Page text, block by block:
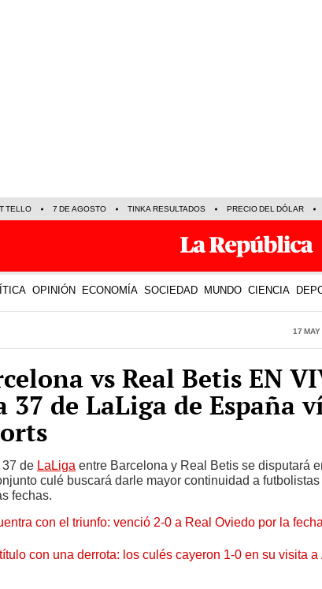
TELLO 7 DE AGOSTO TINKA RESULTADOS PRECIO DEL DÓLAR
OPINIÓN ECONOMÍA SOCIEDAD MUNDO CIENCIA
17
vs Real Betis EN
37 de LaLiga de España
de LaLiga entre Barcelona y Real Betis se disputará
culé buscará darle mayor continuidad a
fechas.
con el triunfo: venció 2-0 a Real Oviedo por la
con una derrota: los culés cayeron 1-0 en su visita